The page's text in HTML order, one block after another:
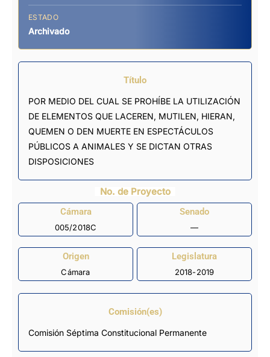
ESTADO
Archivado
Título
POR MEDIO DEL CUAL SE PROHÍBE LA UTILIZACIÓN
DE ELEMENTOS QUE LACEREN, MUTILEN, HIERAN,
QUEMEN O DEN MUERTE EN ESPECTÁCULOS
PÚBLICOS A ANIMALES Y SE DICTAN OTRAS
DISPOSICIONES
No. de Proyecto
Cámara
005/2018C
Senado
—
Origen
Cámara
Legislatura
2018-2019
Comisión(es)
Comisión Séptima Constitucional Permanente